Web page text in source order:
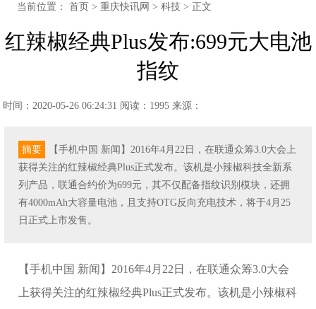
当前位置：首页 >重庆快讯网 >科技 > 正文
红辣椒经典Plus发布:699元大电池
指纹
时间：2020-05-26 06:24:31 阅读：1995 来源：
摘要
【手机中国 新闻】2016年4月22日，在联通众筹3.0大会上
获得关注的红辣椒经典Plus正式发布。该机是小辣椒科技全新系
列产品，联通合约价为699元，其不仅配备指纹识别模块，还拥
有4000mAh大容量电池，且支持OTG反向充电技术，将于4月25
日正式上市发售。
【手机中国 新闻】2016年4月22日，在联通众筹3.0大会
上获得关注的红辣椒经典Plus正式发布。该机是小辣椒科